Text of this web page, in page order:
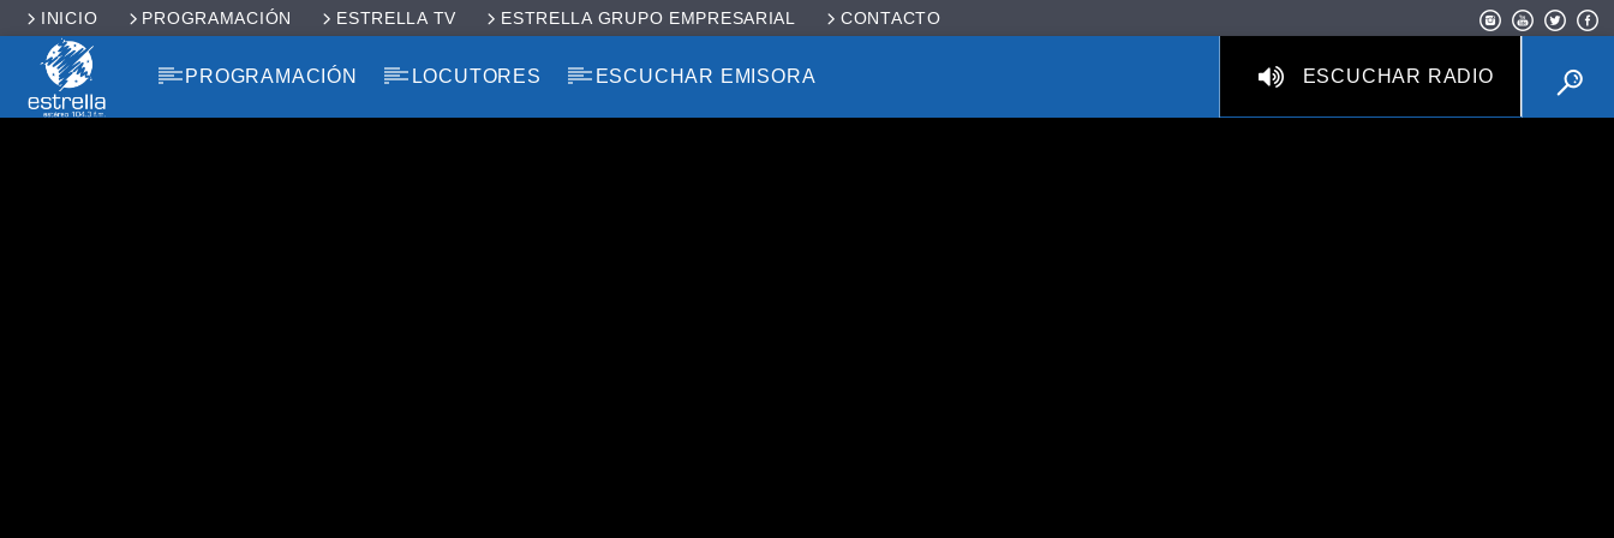
INICIO PROGRAMACIÓN ESTRELLA TV ESTRELLA GRUPO EMPRESARIAL CONTACTO
PROGRAMACIÓN LOCUTORES ESCUCHAR EMISORA ESCUCHAR RADIO